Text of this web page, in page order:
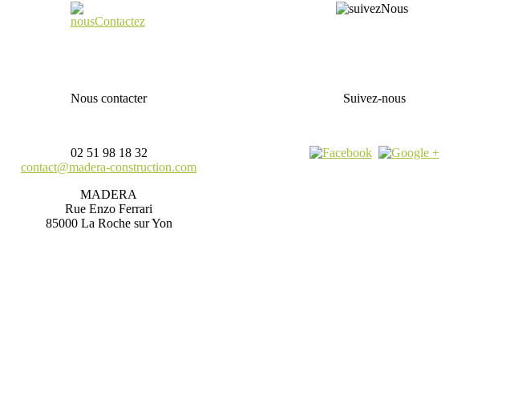
Nous contacter
02 51 98 18 32
contact@madera-construction.com
MADERA
Rue Enzo Ferrari
85000 La Roche sur Yon
Suivez-nous